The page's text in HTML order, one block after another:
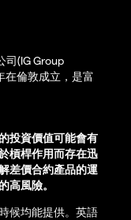
司(IG Group
在倫敦成立，是富
投資價值可能會有
槓桿作用而存在迅
差價合約產品的運
高風險。
候均能提供。英語